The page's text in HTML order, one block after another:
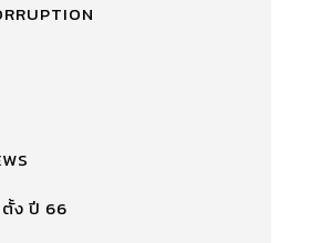
ตั้ง ปี 66